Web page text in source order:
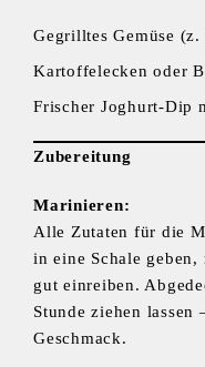
Gegrilltes Gemüse
Kartoffelecken oder
Frischer Joghurt-Dip
Zubereitung
Marinieren:
Alle Zutaten für die
in eine Schale
gut einreiben.
Stunde ziehen lassen
Geschmack.